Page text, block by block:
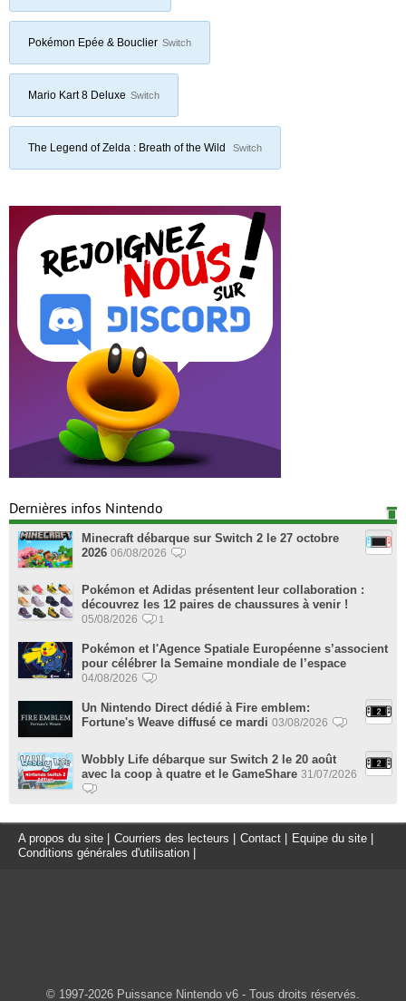
Pokémon Epée & Bouclier Switch
Mario Kart 8 Deluxe Switch
The Legend of Zelda : Breath of the Wild Switch
Dernières infos Nintendo
Minecraft débarque sur Switch 2 le 27 octobre
2026 06/08/2026
Pokémon et Adidas présentent leur collaboration :
découvrez les 12 paires de chaussures à venir !
05/08/2026 1
Pokémon et l'Agence Spatiale Européenne s’associent
pour célébrer la Semaine mondiale de l’espace
04/08/2026
Un Nintendo Direct dédié à Fire emblem:
Fortune's Weave diffusé ce mardi 03/08/2026
Wobbly Life débarque sur Switch 2 le 20 août
avec la coop à quatre et le GameShare 31/07/2026
A propos du site Courriers des lecteurs Contact Equipe du site
Conditions générales d'utilisation
© 1997-2026 Puissance Nintendo v6 - Tous droits réservés.